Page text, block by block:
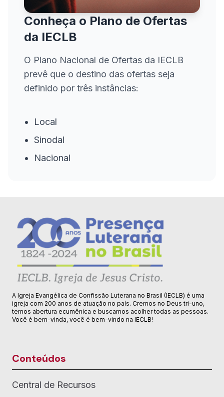
Conheça o Plano de Ofertas
da IECLB
O Plano Nacional de Ofertas da IECLB
prevê que o destino das ofertas seja
definido por três instâncias:
Local
Sinodal
Nacional
A Igreja Evangélica de Confissão Luterana no Brasil (IECLB) é uma
igreja com 200 anos de atuação no país. Cremos no Deus tri-uno,
temos abertura ecumênica e buscamos acolher todas as pessoas.
Você é bem-vinda, você é bem-vindo na IECLB!
Conteúdos
Central de Recursos